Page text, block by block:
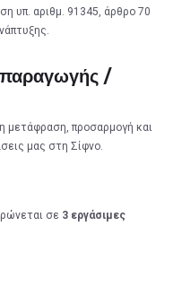
υπ. αριθμ. 91345, άρθρο 70
/
μετάφραση, προσαρμογή και
μας στη Σίφνο.
σε 3 εργάσιμες